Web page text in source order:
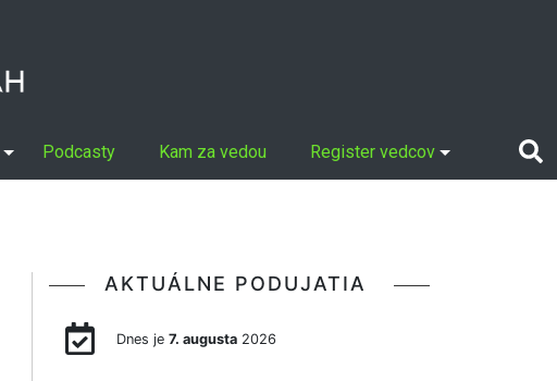
Podcasty Kam za vedou Register vedcov
AKTUÁLNE PODUJATIA
Dnes je 7. augusta2026